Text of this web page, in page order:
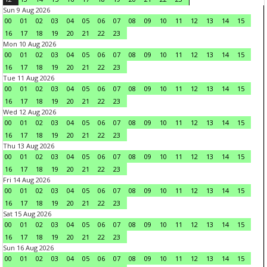
Sun 9 Aug 2026
00
01 02 03 04 05 06 07 08 09 10 11 12 13 14
15
16
17 18 19 20 21 22
23
Mon 10 Aug 2026
00
01 02 03 04 05 06 07 08 09 10 11 12 13 14
15
16
17 18 19 20 21 22
23
Tue 11 Aug 2026
00
01 02 03 04 05 06 07 08 09 10 11 12 13 14
15
16
17 18 19 20 21 22
23
Wed 12 Aug 2026
00
01 02 03 04 05 06 07 08 09 10 11 12 13 14
15
16
17 18 19 20 21 22
23
Thu 13 Aug 2026
00
01 02 03 04 05 06 07 08 09 10 11 12 13 14
15
16
17 18 19 20 21 22
23
Fri 14 Aug 2026
00
01 02 03 04 05 06 07 08 09 10 11 12 13 14
15
16
17 18 19 20 21 22
23
Sat 15 Aug 2026
00
01 02 03 04 05 06 07 08 09 10 11 12 13 14
15
16
17 18 19 20 21 22
23
Sun 16 Aug 2026
00
01 02 03 04 05 06 07 08 09 10 11 12 13 14
15